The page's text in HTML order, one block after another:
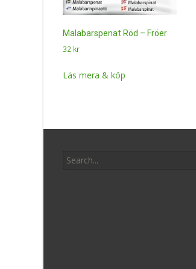
Malabarspenat Röd – Fröer
32 kr
Läs mera & köp
for: